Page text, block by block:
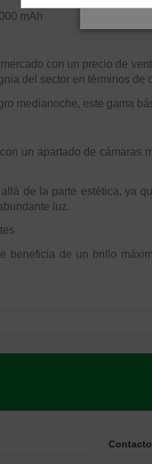
mAh
con un precio de
del sector en términos de
medianoche, este gama
un apartado de
de la parte estética, ya
luz.
beneficia de un brillo
Contacto